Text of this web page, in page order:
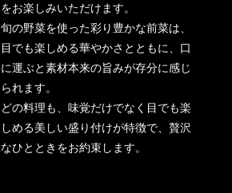
をお楽しみいただけます。
旬の野菜を使った彩り豊かな前菜は、
目でも楽しめる華やかさとともに、口
に運ぶと素材本来の旨みが存分に感じ
られます。
どの料理も、味覚だけでなく目でも楽
しめる美しい盛り付けが特徴で、贅沢
なひとときをお約束します。